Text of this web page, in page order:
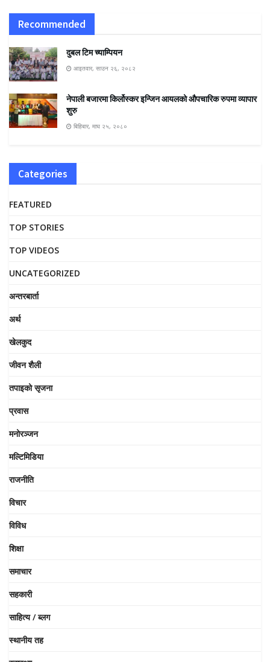
Recommended
दुबल टिम च्याम्पियन
आइतवार, साउन २६, २०८२
नेपाली बजारमा किर्लोस्कर इन्जिन आयलको औपचारिक रुपमा व्यापार
शुरु
बिहिबार, माघ २५, २०८०
Categories
FEATURED
TOP STORIES
TOP VIDEOS
UNCATEGORIZED
अन्तरबार्ता
अर्थ
खेलकुद
जीवन शैली
तपाइको सृजना
प्रवास
मनोरञ्जन
मल्टिमिडिया
राजनीति
विचार
विविध
शिक्षा
समाचार
सहकारी
साहित्य / ब्लग
स्थानीय तह